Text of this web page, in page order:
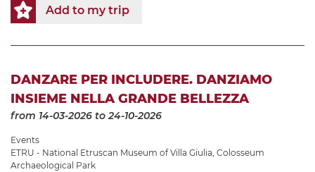
Add to my trip
DANZARE PER INCLUDERE. DANZIAMO
INSIEME NELLA GRANDE BELLEZZA
from 14-03-2026 to 24-10-2026
Events
ETRU - National Etruscan Museum of Villa Giulia, Colosseum
Archaeological Park